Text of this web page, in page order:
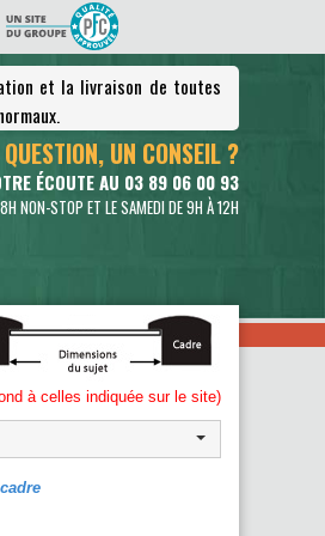
et la livraison de toutes
UN CONSEIL ?
ÉCOUTE AU 03 89 06 00 93
NON-STOP ET LE SAMEDI DE 9H À 12H
à celles indiquée sur le site)